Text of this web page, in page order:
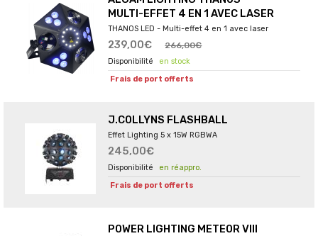
MULTI-EFFET 4 EN 1 AVEC LASER
THANOS LED - Multi-effet 4 en 1 avec laser
239,00€ 266,00€
en stock
Frais de port offerts
J.COLLYNS FLASHBALL
Effet Lighting 5 x 15W RGBWA
245,00€
en réappro.
Frais de port offerts
POWER LIGHTING METEOR VIII